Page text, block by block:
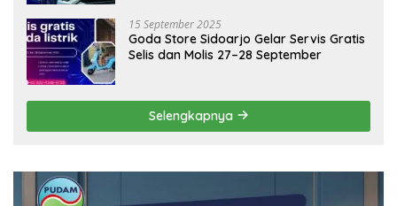
15 September 2025
Goda Store Sidoarjo Gelar Servis Gratis
Selis dan Molis 27–28 September
Selengkapnya